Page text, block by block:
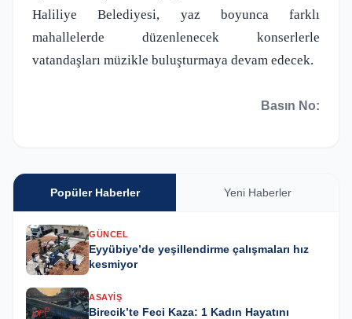
Haliliye Belediyesi, yaz boyunca farklı
mahallelerde düzenlenecek konserlerle
vatandaşları müzikle buluşturmaya devam edecek.
Basın No:
Popüler Haberler Yeni Haberler
GÜNCEL
Eyyübiye’de yeşillendirme çalışmaları hız
kesmiyor
ASAYIŞ
Birecik’te Feci Kaza: 1 Kadın Hayatını